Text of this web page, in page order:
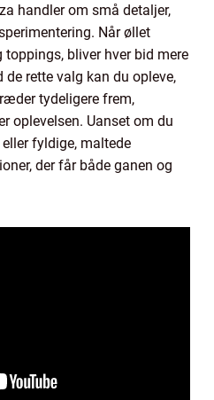
handler om små detaljer,
Når øllet
bliver hver bid mere
rette valg kan du opleve,
tydeligere frem,
oplevelsen. Uanset om du
fyldige, maltede
der får både ganen og